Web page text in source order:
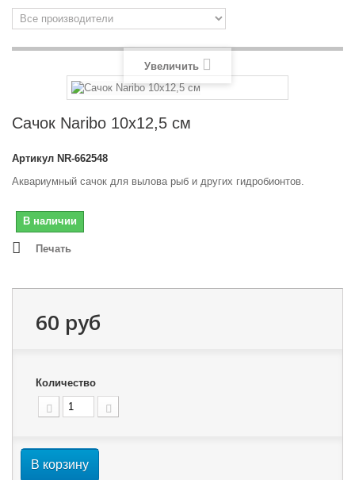
Увеличить
Сачок Naribo 10x12,5 см
Артикул NR-662548
Аквариумный сачок для вылова рыб и других гидробионтов.
В наличии
Печать
60 руб
Количество
В корзину